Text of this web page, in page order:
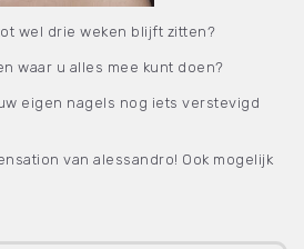
wel drie weken blijft zitten?
waar u alles mee kunt doen?
eigen nagels nog iets verstevigd
van alessandro! Ook mogelijk